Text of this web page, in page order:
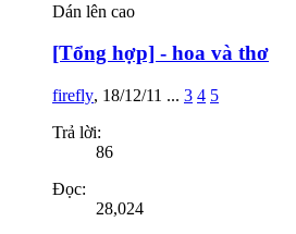
Dán lên cao
[Tổng hợp] - hoa và thơ
firefly, 18/12/11 ... 3 4 5
Trả lời:
86
Đọc:
28,024